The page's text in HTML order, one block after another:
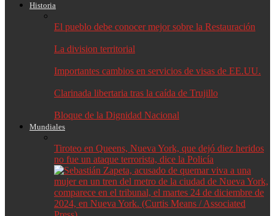
Historia
El pueblo debe conocer mejor sobre la Restauración
La division territorial
Importantes cambios en servicios de visas de EE.UU.
Clarinada libertaria tras la caída de Trujillo
Bloque de la Dignidad Nacional
Mundiales
Tiroteo en Queens, Nueva York, que dejó diez heridos
no fue un ataque terrorista, dice la Policía